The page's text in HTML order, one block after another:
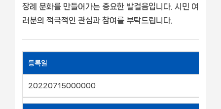
장례 문화를 만들어가는 중요한 발걸음입니다. 시민 여
러분의 적극적인 관심과 참여를 부탁드립니다.
등록일
20220715000000